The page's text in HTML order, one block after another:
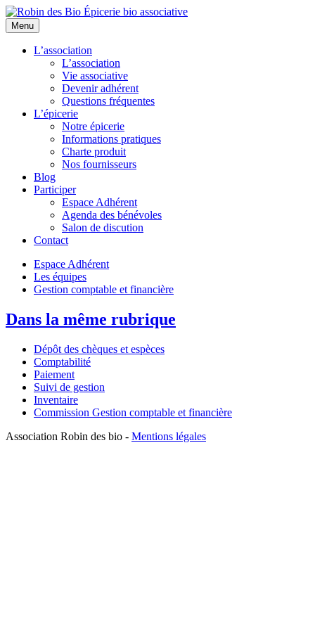
Menu
L’association
L’association
Vie associative
Devenir adhérent
Questions fréquentes
L’épicerie
Notre épicerie
Informations pratiques
Charte produit
Nos fournisseurs
Blog
Participer
Espace Adhérent
Agenda des bénévoles
Salon de discution
Contact
Espace Adhérent
Les équipes
Gestion comptable et financière
Dans la même rubrique
Dépôt des chèques et espèces
Comptabilité
Paiement
Suivi de gestion
Inventaire
Commission Gestion comptable et financière
Association Robin des bio - Mentions légales